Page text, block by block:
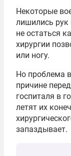
Некоторые
лишились рук
не остаться
хирургии
или ногу.
Но проблема
причине
госпиталя в
летят их
запаздывает.